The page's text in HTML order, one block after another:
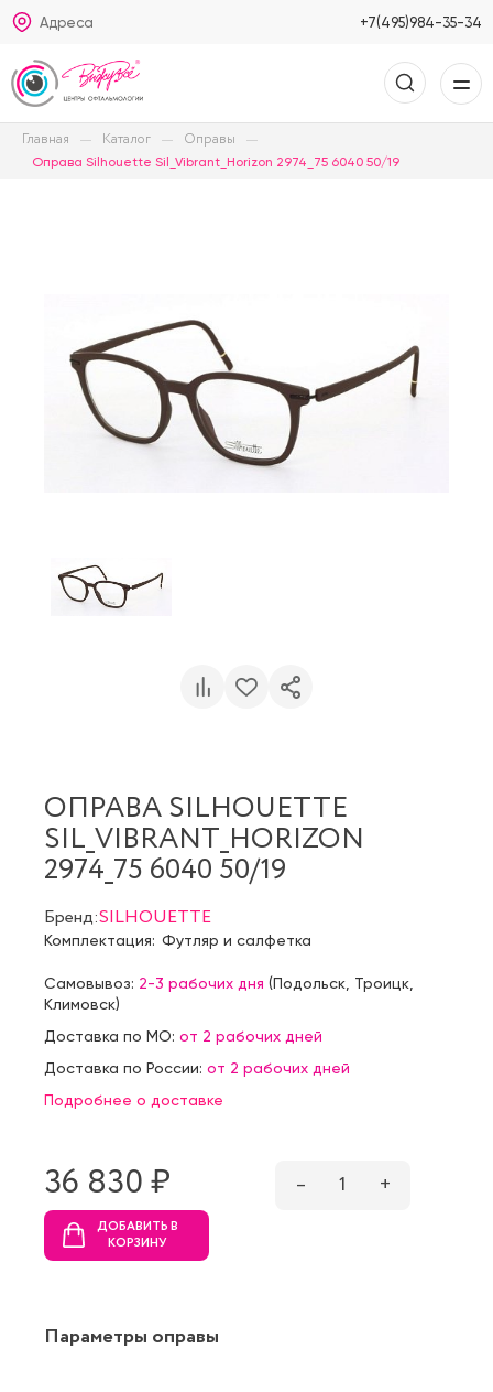
Адреса +7(495)984-35-34
Главная Каталог Оправы
Оправа Silhouette Sil_Vibrant_Horizon 2974_75 6040 50/19
ОПРАВА SILHOUETTE
SIL_VIBRANT_HORIZON
2974_75 6040 50/19
Бренд:SILHOUETTE
Комплектация: Футляр и салфетка
Самовывоз: 2-3 рабочих дня (Подольск Троицк
Климовск)
Доставка по МО: от 2 рабочих дней
Доставка по России: от 2 рабочих дней
Подробнее о доставке
36 830 ₷ – 1 +
ДОБАВИТЬ В
КОРЗИНУ
Параметры оправы